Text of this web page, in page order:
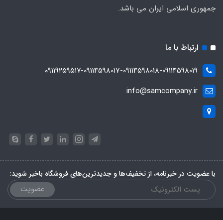
جمهوری اسلامی ایران می باشد.
ارتباط با ما
۰۹۱۱۹۲۵۹۵۱۷-09114598017-09114598018-09114598019
info@samcompany.ir
با عضویت در خبرنامه، از تخفیف‌ها و جدیدترین‌های فروشگاه باخبر شوید:
عضویت